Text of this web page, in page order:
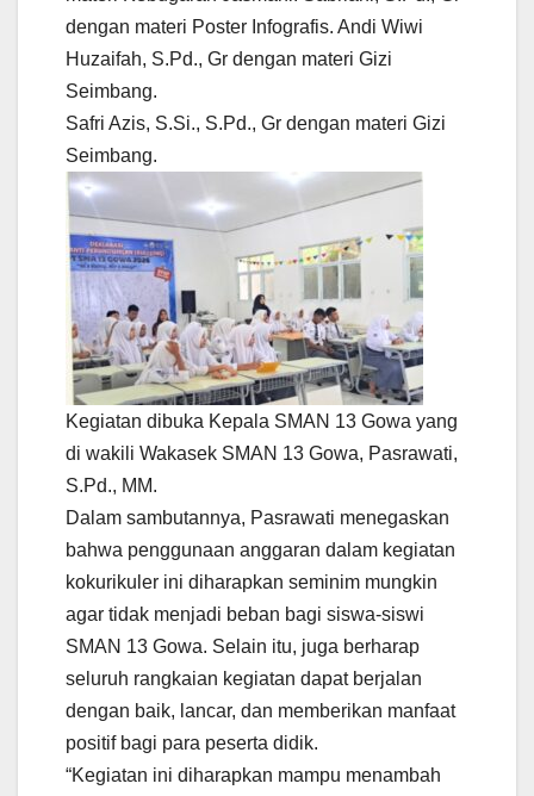
dengan materi Poster Infografis. Andi Wiwi
Huzaifah, S.Pd., Gr dengan materi Gizi
Seimbang.
Safri Azis, S.Si., S.Pd., Gr dengan materi Gizi
Seimbang.
Kegiatan dibuka Kepala SMAN 13 Gowa yang
di wakili Wakasek SMAN 13 Gowa, Pasrawati,
S.Pd., MM.
Dalam sambutannya, Pasrawati menegaskan
bahwa penggunaan anggaran dalam kegiatan
kokurikuler ini diharapkan seminim mungkin
agar tidak menjadi beban bagi siswa-siswi
SMAN 13 Gowa. Selain itu, juga berharap
seluruh rangkaian kegiatan dapat berjalan
dengan baik, lancar, dan memberikan manfaat
positif bagi para peserta didik.
“Kegiatan ini diharapkan mampu menambah